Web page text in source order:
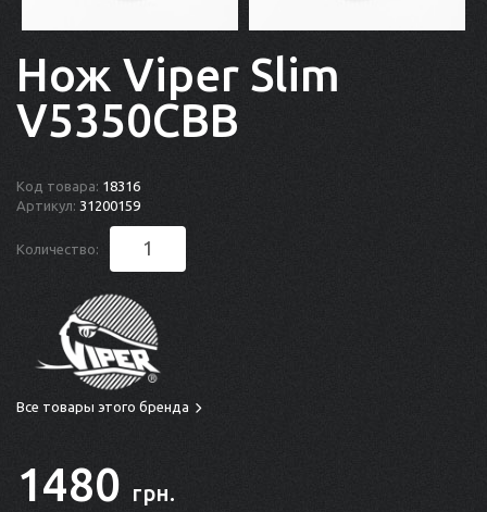
Нож Viper Slim
V5350CBB
Код товара: 18316
Артикул: 31200159
Количество:
Все товары этого бренда
1480 грн.